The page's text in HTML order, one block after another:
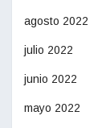
agosto 2022
julio 2022
junio 2022
mayo 2022